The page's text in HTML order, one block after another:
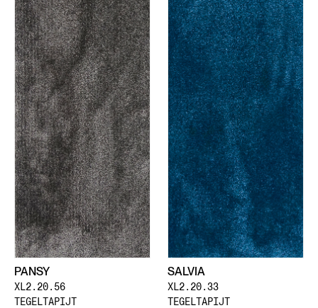
PANSY
XL2.20.56
TEGELTAPIJT
SALVIA
XL2.20.33
TEGELTAPIJT